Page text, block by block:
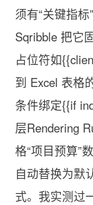
须有“关键指
Sqribble 把它
占位符如
到 Excel 表格
条件绑定{{if
层Rendering
格“项目预算”
自动替换为默
式。我实测过